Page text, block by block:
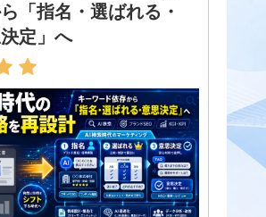
「指名・選ばれる・
定」へ